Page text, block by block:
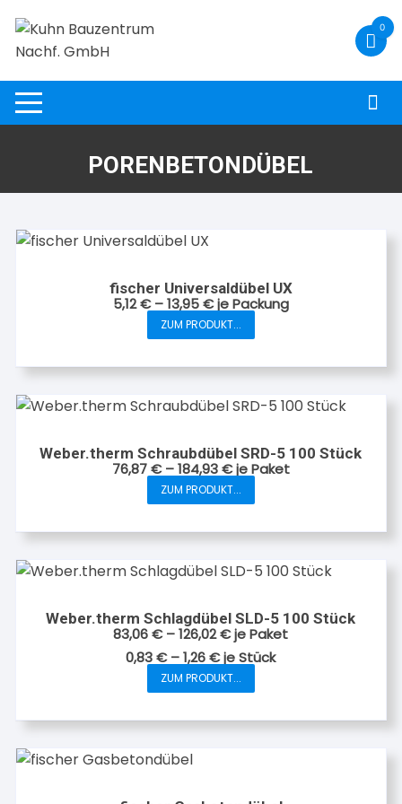
Inhalt
springen
0
PORENBETONDÜBEL
fischer Universaldübel UX
5,12€–13,95€je Packung
ZUM PRODUKT...
Dieses
weist
mehrere
Die
Optionen
können
auf
Produktseite
werden
Weber.therm Schraubdübel SRD-5 100 Stück
76,87€–184,93€je Paket
ZUM PRODUKT...
Dieses
weist
mehrere
Die
Optionen
können
auf
Weber.therm Schlagdübel SLD-5 100 Stück
83,06€–126,02€je Paket
0,83€–1,26€jeStück
ZUM PRODUKT...
Dieses
weist